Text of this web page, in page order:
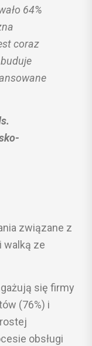
64%
coraz
związane z
walką ze
się firmy
(76%) i
obsługi